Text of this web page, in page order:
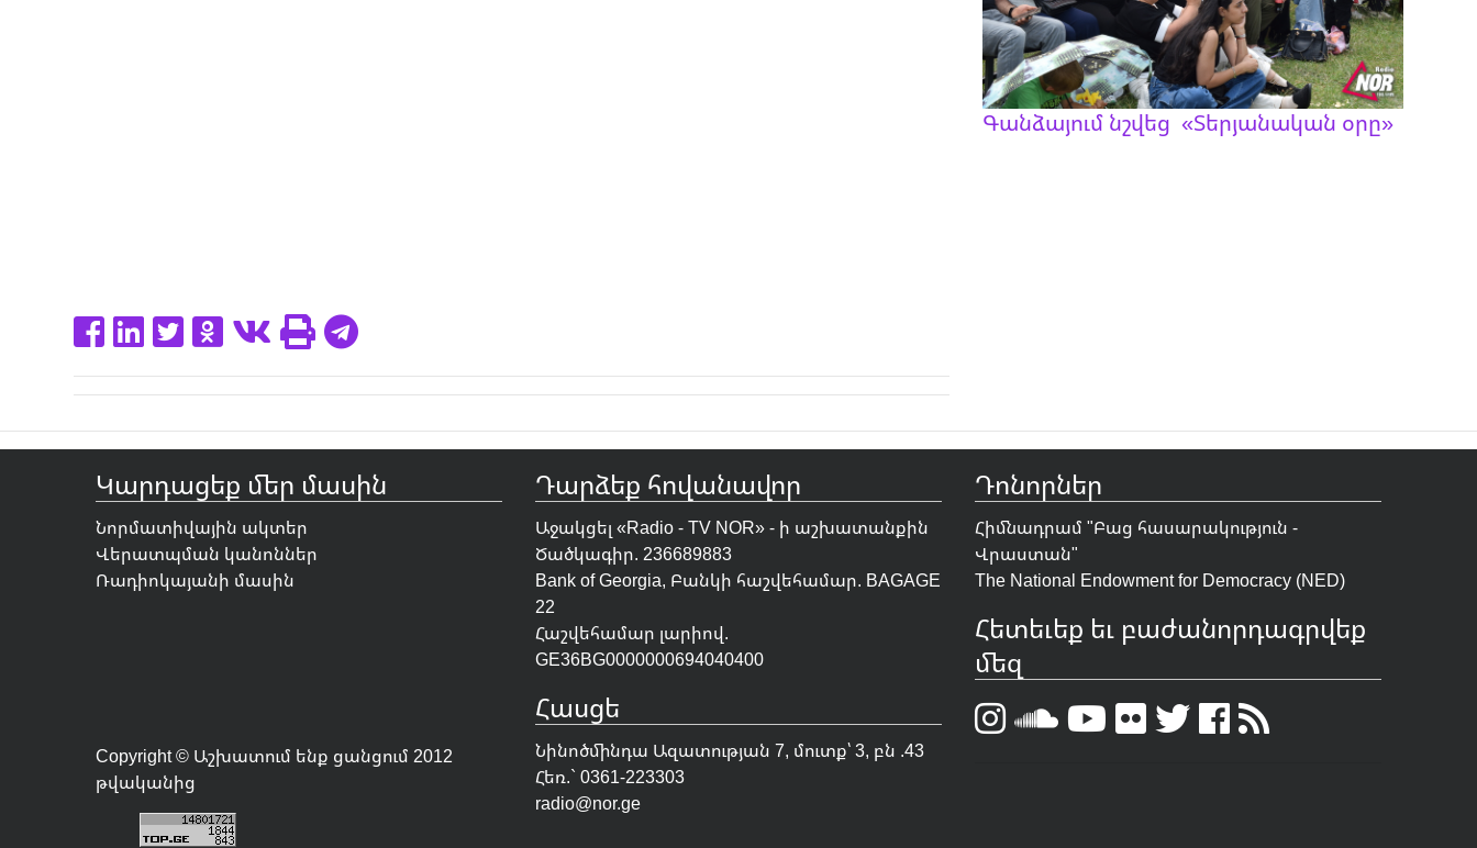
Գանձայում նշվեց «Տերյանական օրը»
Կարդացեք մեր մասին
Նորմատիվային ակտեր
Վերատպման կանոններ
Ռադիոկայանի մասին
Copyright © Աշխատում ենք ցանցում 2012
թվականից
Դարձեք հովանավոր
Աջակցել «Radio - TV NOR» - ի աշխատանքին
Ծածկագիր. 236689883
Bank of Georgia, Բանկի հաշվեհամար. BAGAGE
22
Հաշվեհամար լարիով.
GE36BG0000000694040400
Հասցե
Նինոծմինդա Ազատության 7, մուտք՝ 3, բն .43
Հեռ.` 0361-223303
radio@nor.ge
Դոնորներ
Հիմնադրամ "Բաց հասարակություն -
Վրաստան"
The National Endowment for Democracy (NED)
Հետեւեք եւ բաժանորդագրվեք
մեզ